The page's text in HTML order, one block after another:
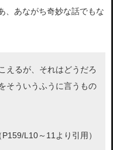
、あながち奇妙な話でもな
えるが、それはどうだろ
そういうふうに言うもの
P159/L10～11より引用）